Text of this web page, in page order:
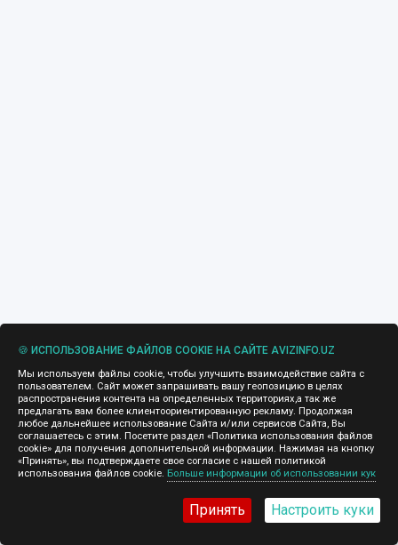
🍪 ИСПОЛЬЗОВАНИЕ ФАЙЛОВ COOKIE НА САЙТЕ AVIZINFO.UZ
Мы используем файлы cookie, чтобы улучшить взаимодействие сайта с
пользователем. Сайт может запрашивать вашу геопозицию в целях
распространения контента на определенных территориях,а так же
предлагать вам более клиентоориентированную рекламу. Продолжая
любое дальнейшее использование Сайта и/или сервисов Сайта, Вы
соглашаетесь с этим. Посетите раздел «Политика использования файлов
cookie» для получения дополнительной информации. Нажимая на кнопку
«Принять», вы подтверждаете свое согласие с нашей политикой
использования файлов cookie. Больше информации об использовании кук
Принять Настроить куки